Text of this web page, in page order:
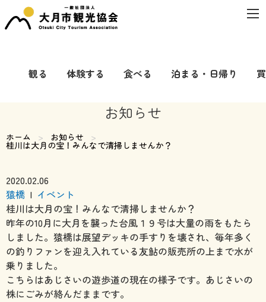
観る 体験する 食べる 泊まる・日帰り
お知らせ
ホーム お知らせ
現在のページ:
桂川は大月の宝！みんなで清掃しませんか？
2020.02.06
猿橋 | イベント
桂川は大月の宝！みんなで清掃しませんか？
昨年の10月に大月を襲った台風１９号は大量の雨をもたら
しました。猿橋は展望デッキの手すりを壊され、毎年多く
の釣りファンを迎え入れている友鮎の販売所の上まで水が
乗りました。
こちらはあじさいの遊歩道の現在の様子です。あじさいの
株にごみが絡んだままです。